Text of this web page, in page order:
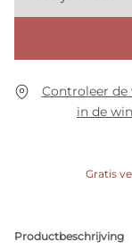
Controleer de
in de
Gratis
Productbeschrijving